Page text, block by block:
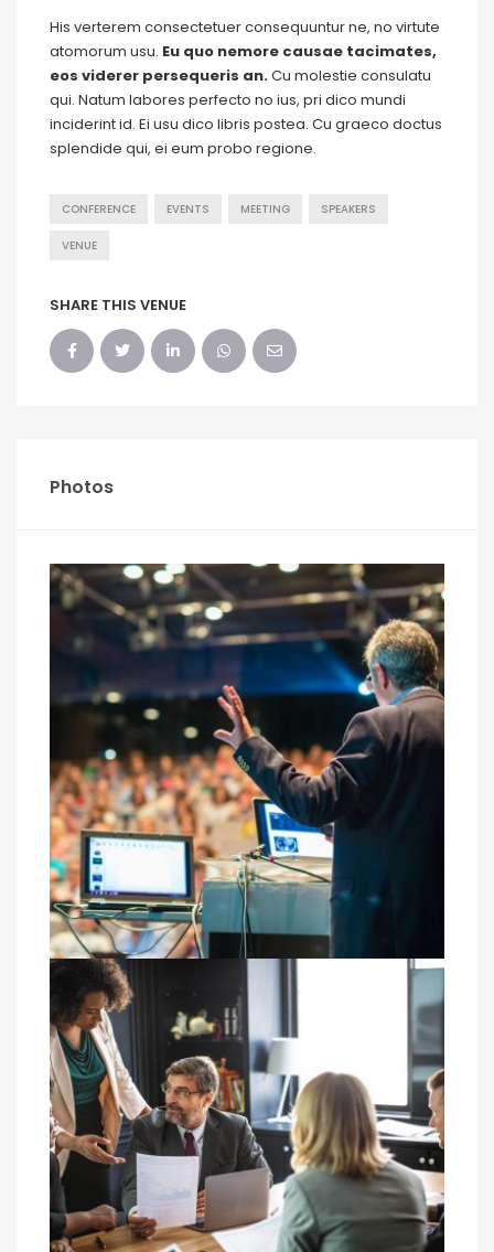
His verterem consectetuer consequuntur ne, no virtute
atomorum usu. Eu quo nemore causae tacimates,
eos viderer persequeris an.Cu molestie consulatu
qui. Natum labores perfecto no ius, pri dico mundi
inciderint id. Ei usu dico libris postea. Cu graeco doctus
splendide qui, ei eum probo regione.
CONFERENCE EVENTS MEETING SPEAKERS
VENUE
SHARE THIS VENUE
Photos